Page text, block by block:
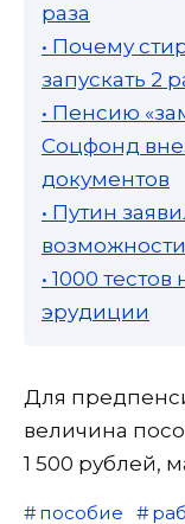
раза
• Почему
запускать 2
• Пенсию
Соцфонд
документов
• Путин
• 1000
эрудиции
Для
величина
1 500 рублей,
пособие